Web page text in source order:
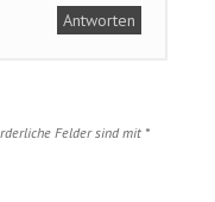
Antworten
Felder sind mit *